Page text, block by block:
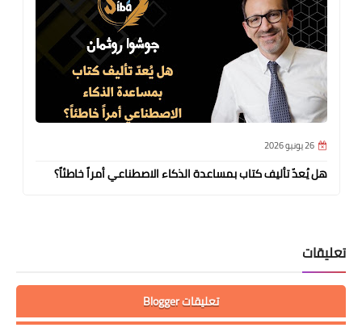
26 يونيو 2026
هل يُعدّ تأليف كتاب بمساعدة الذكاء الاصطناعي أمراً خاطئاً؟
تعليقات
تعليقات Blogger